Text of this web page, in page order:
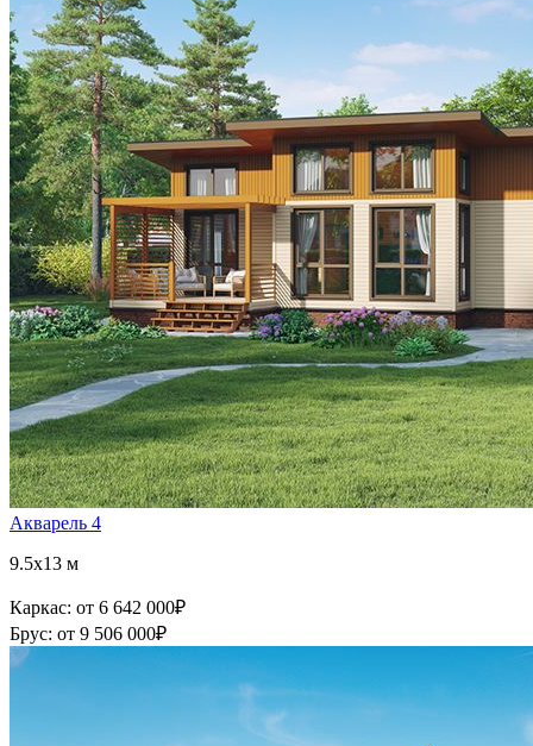
Акварель 4
9.5x13 м
Каркас: от 6 642 000₽
Брус: от 9 506 000₽